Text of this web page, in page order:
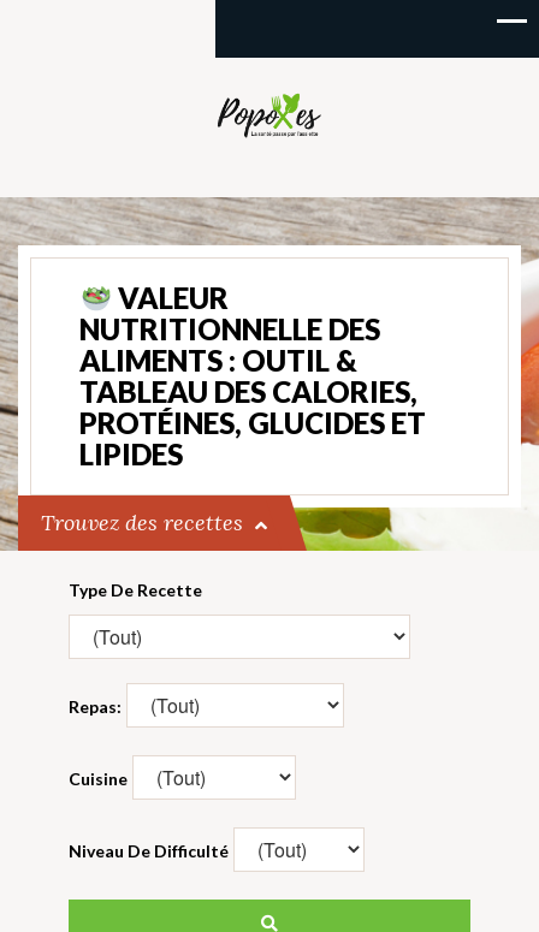
VALEUR
NUTRITIONNELLE DES
ALIMENTS : OUTIL &
TABLEAU DES CALORIES,
PROTÉINES, GLUCIDES ET
LIPIDES
Trouvez des recettes
Type De Recette
Repas:
Cuisine
Niveau De Difficulté